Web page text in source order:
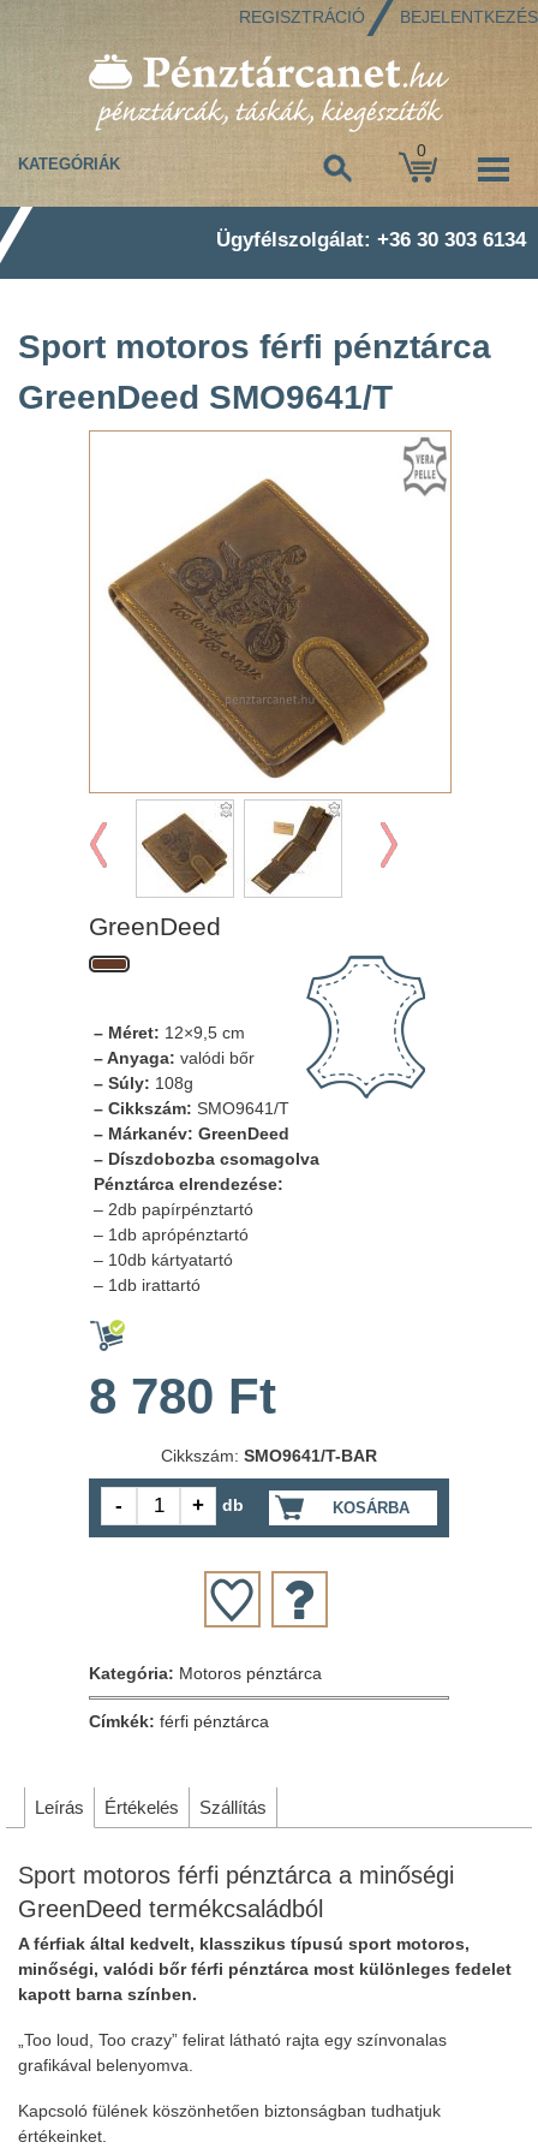
REGISZTRÁCIÓ BEJELENTKEZÉS
0
KATEGÓRIÁK
Ügyfélszolgálat: +36 30 303 6134
Sport motoros férfi pénztárca
GreenDeed SMO9641/T
GreenDeed
– Méret: 12×9,5 cm
– Anyaga: valódi bőr
– Súly: 108g
– Cikkszám: SMO9641/T
– Márkanév: GreenDeed
– Díszdobozba csomagolva
Pénztárca elrendezése:
– 2db papírpénztartó
– 1db aprópénztartó
– 10db kártyatartó
– 1db irattartó
8 780 Ft
Cikkszám: SMO9641/T-BAR
KOSÁRBA
db
Kategória: Motoros pénztárca
Címkék: férfi pénztárca
Leírás Értékelés Szállítás
Sport motoros férfi pénztárca a minőségi
GreenDeed termékcsaládból
A férfiak által kedvelt, klasszikus típusú sport motoros,
minőségi, valódi bőr férfi pénztárca most különleges fedelet
kapott barna színben.
„Too loud, Too crazy” felirat látható rajta egy színvonalas
grafikával belenyomva.
Kapcsoló fülének köszönhetően biztonságban tudhatjuk
értékeinket.